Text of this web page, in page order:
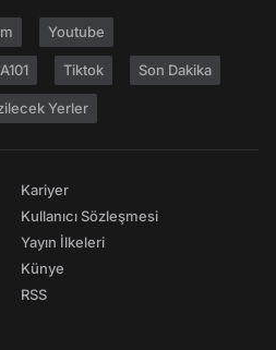
Youtube
A101 Tiktok Son Dakika
Yerler
Kariyer
Kullanıcı Sözleşmesi
Yayın İlkeleri
Künye
RSS